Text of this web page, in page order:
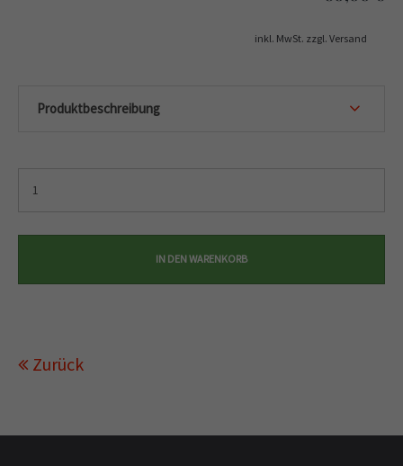
inkl. MwSt. zzgl. Versand
Produktbeschreibung
Zurück